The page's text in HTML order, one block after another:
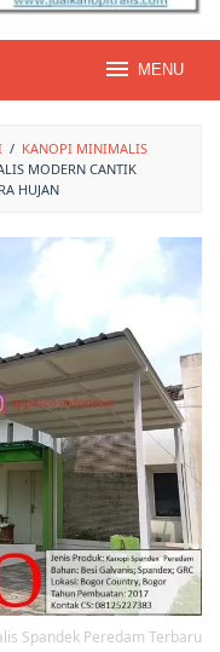
MENU
/ KANOPI MINIMALIS
MODERN CANTIK
HUJAN
Spandek Peredam Terbaru